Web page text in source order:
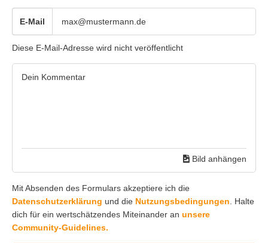
E-Mail
Diese E-Mail-Adresse wird nicht veröffentlicht
Bild anhängen
Mit Absenden des Formulars akzeptiere ich die
Datenschutzerklärung und die Nutzungsbedingungen . Halte
dich für ein wertschätzendes Miteinander an unsere
Community-Guidelines.